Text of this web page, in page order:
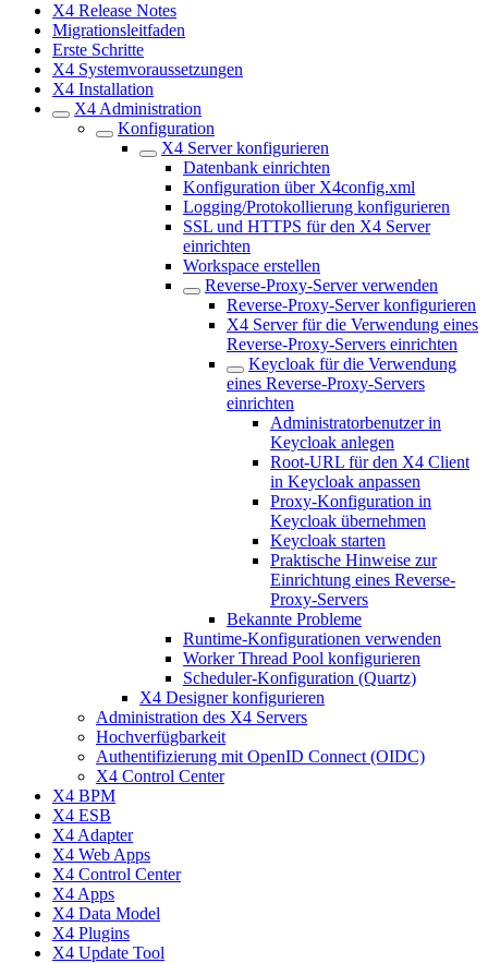
X4 Release Notes
Migrationsleitfaden
Erste Schritte
X4 Systemvoraussetzungen
X4 Installation
X4 Administration
Konfiguration
X4 Server konfigurieren
Datenbank einrichten
Konfiguration über X4config.xml
Logging/Protokollierung konfigurieren
SSL und HTTPS für den X4 Server
einrichten
Workspace erstellen
Reverse-Proxy-Server verwenden
Reverse-Proxy-Server konfigurieren
X4 Server für die Verwendung eines
Reverse-Proxy-Servers einrichten
Keycloak für die Verwendung
eines Reverse-Proxy-Servers
einrichten
Administratorbenutzer in
Keycloak anlegen
Root-URL für den X4 Client
in Keycloak anpassen
Proxy-Konfiguration in
Keycloak übernehmen
Keycloak starten
Praktische Hinweise zur
Einrichtung eines Reverse-
Proxy-Servers
Bekannte Probleme
Runtime-Konfigurationen verwenden
Worker Thread Pool konfigurieren
Scheduler-Konfiguration (Quartz)
X4 Designer konfigurieren
Administration des X4 Servers
Hochverfügbarkeit
Authentifizierung mit OpenID Connect (OIDC)
X4 Control Center
X4 BPM
X4 ESB
X4 Adapter
X4 Web Apps
X4 Control Center
X4 Apps
X4 Data Model
X4 Plugins
X4 Update Tool